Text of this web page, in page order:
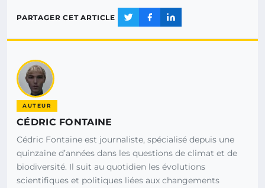
PARTAGER CET ARTICLE
AUTEUR
CÉDRIC FONTAINE
Cédric Fontaine est journaliste, spécialisé depuis une
quinzaine d’années dans les questions de climat et de
biodiversité. Il suit au quotidien les évolutions
scientifiques et politiques liées aux changements